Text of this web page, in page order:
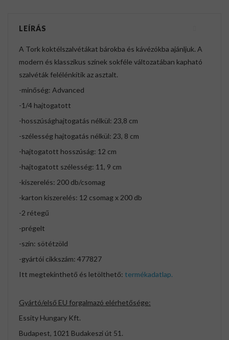
LEÍRÁS
A Tork koktélszalvétákat bárokba és kávézókba ajánljuk. A
modern és klasszikus színek sokféle változatában kapható
szalvéták felélénkítik az asztalt.
-minőség: Advanced
-1/4 hajtogatott
-hosszúsághajtogatás nélkül: 23,8 cm
-szélesség hajtogatás nélkül: 23, 8 cm
-hajtogatott hosszúság: 12 cm
-hajtogatott szélesség: 11, 9 cm
-kiszerelés: 200 db/csomag
-karton kiszerelés: 12 csomag x 200 db
-2 rétegű
-prégelt
-szín: sötétzöld
-gyártói cikkszám: 477827
Itt megtekinthető és letölthető: termékadatlap.
Gyártó/első EU forgalmazó elérhetősége:
Essity Hungary Kft.
Budapest, 1021 Budakeszi út 51.